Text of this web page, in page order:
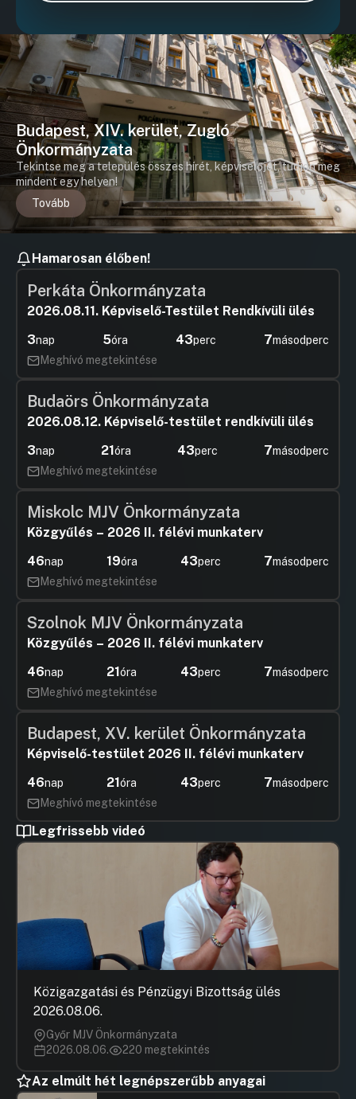
Budapest, XIV. kerület, Zugló
Önkormányzata
Tekintse meg a település összes hírét, képviselőjét, tudjon meg
mindent egy helyen!
Tovább
Hamarosan élőben!
Perkáta Önkormányzata
2026.08.11. Képviselő-Testület Rendkívüli ülés
3nap 5óra 43perc 7másodperc
Meghívó megtekintése
Budaörs Önkormányzata
2026.08.12. Képviselő-testület rendkívüli ülés
3nap 21óra 43perc 7másodperc
Meghívó megtekintése
Miskolc MJV Önkormányzata
Közgyűlés – 2026 II. félévi munkaterv
46nap 19óra 43perc 7másodperc
Meghívó megtekintése
Szolnok MJV Önkormányzata
Közgyűlés – 2026 II. félévi munkaterv
46nap 21óra 43perc 7másodperc
Meghívó megtekintése
Budapest, XV. kerület Önkormányzata
Képviselő-testület 2026 II. félévi munkaterv
46nap 21óra 43perc 7másodperc
Meghívó megtekintése
Legfrissebb videó
Közigazgatási és Pénzügyi Bizottság ülés
2026.08.06.
Győr MJV Önkormányzata
2026.08.06.
220 megtekintés
Az elmúlt hét legnépszerűbb anyagai